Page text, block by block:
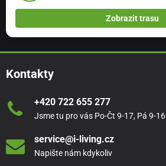
Zobrazit trasu
Kontakty
+420 722 655 277
Jsme tu pro vás Po-Čt 9-17, Pá 9-16
service@i-living.cz
Napište nám kdykoliv